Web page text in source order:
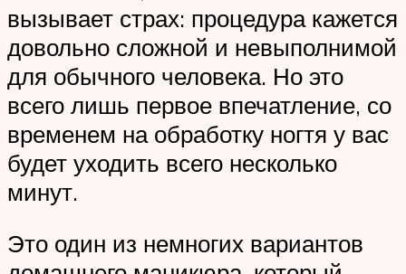
вызывает страх: процедура кажется
довольно сложной и невыполнимой
для обычного человека. Но это
всего лишь первое впечатление, со
временем на обработку ногтя у вас
будет уходить всего несколько
минут.
Это один из немногих вариантов